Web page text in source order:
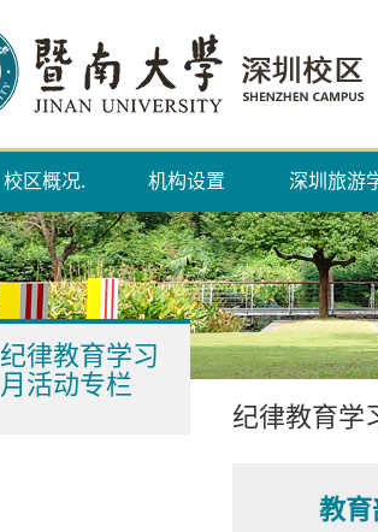
校区概况. 机构设置 深圳旅游
纪律教育学习
月活动专栏
纪律教育学
教育